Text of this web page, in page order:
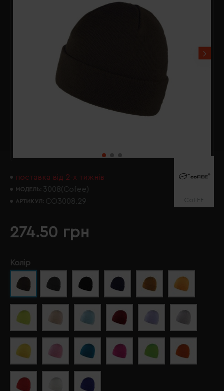
поставка від 2-х тижнів
МОДЕЛЬ: 3008(Cofee)
АРТИКУЛ: CO3008.29 CoFEE
274.50 грн
Колір